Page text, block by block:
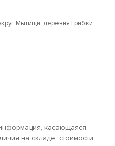
Мытищи, деревня Грибки
касающаяся
на складе, стоимости